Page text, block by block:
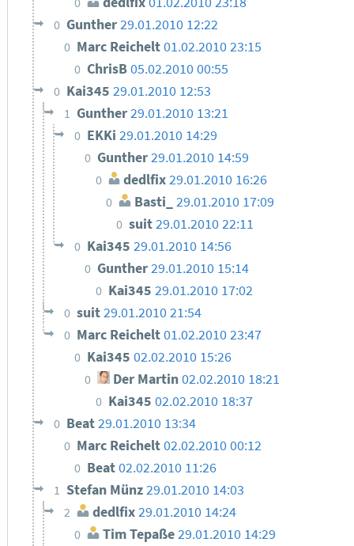
0 Gunther29.01.2010 12:22
0 Marc Reichelt01.02.2010 23:15
0 ChrisB05.02.2010 00:55
0 Kai345 29.01.2010 12:53
1 Gunther29.01.2010 13:21
0 EKKi29.01.2010 14:29
0 Gunther29.01.2010 14:59
0 dedlfix29.01.2010 16:26
0 Basti_ 29.01.2010 17:09
0 suit29.01.2010 22:11
0 Kai34529.01.2010 14:56
0 Gunther29.01.2010 15:14
0 Kai345 29.01.2010 17:02
0 suit29.01.2010 21:54
0 Marc Reichelt01.02.2010 23:47
0 Kai34502.02.2010 15:26
0 Der Martin02.02.2010 18:21
0 Kai345 02.02.2010 18:37
0 Beat29.01.2010 13:34
0 Marc Reichelt02.02.2010 00:12
0 Beat02.02.2010 11:26
1 Stefan Münz29.01.2010 14:03
2 dedlfix29.01.2010 14:24
0 Tim Tepaße29.01.2010 14:29